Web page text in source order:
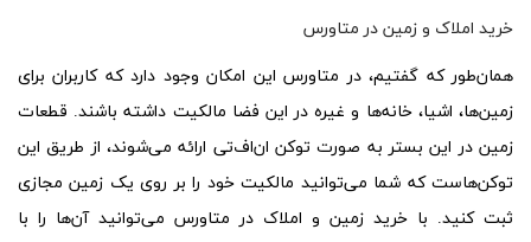
خرید املاک و زمین در متاورس
همان‌طور که گفتیم، در متاورس این امکان وجود دارد که کاربران برای
زمین‌ها، اشیا، خانه‌ها و غیره در این فضا مالکیت داشته باشند. قطعات
زمین در این بستر به صورت توکن ان‌اف‌تی ارائه می‌شوند، از طریق این
توکن‌هاست که شما می‌توانید مالکیت خود را بر روی یک زمین مجازی
ثبت کنید. با خرید زمین و املاک در متاورس می‌توانید آن‌ها را با